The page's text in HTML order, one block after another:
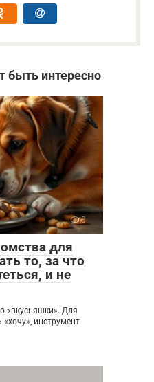
интересно
0
для
то, за что
и не
«вкусняшки». Для
«хочу», инструмент